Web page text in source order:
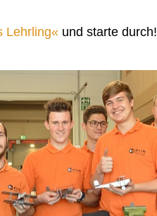
Lehrling und starte durch!